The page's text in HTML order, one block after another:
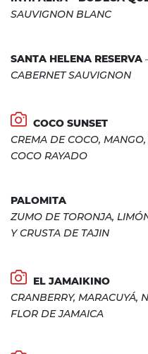
SAUVIGNON BLANC
SANTA HELENA RESERVA
CABERNET SAUVIGNON
COCO SUNSET
CREMA DE COCO,
COCO RAYADO
PALOMITA
ZUMO DE TORONJA,
Y CRUSTA DE TAJIN
EL JAMAIKINO
CRANBERRY, MARACUYÁ,
FLOR DE JAMAICA